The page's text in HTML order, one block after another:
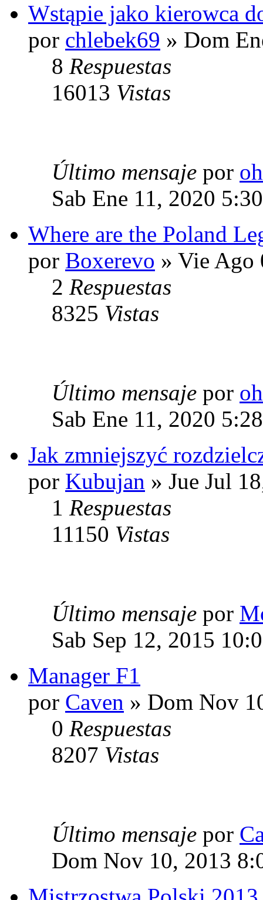
Wstąpie jako kierowca
por chlebek69 » Dom
8 Respuestas
16013 Vistas
Último mensaje por
Sab Ene 11, 2020
Where are the Poland
por Boxerevo » Vie Ago
2 Respuestas
8325 Vistas
Último mensaje por
Sab Ene 11, 2020
Jak zmniejszyć
por Kubujan » Jue Jul
1 Respuestas
11150 Vistas
Último mensaje por
Sab Sep 12, 2015
Manager F1
por Caven » Dom Nov
0 Respuestas
8207 Vistas
Último mensaje por
Dom Nov 10, 2013